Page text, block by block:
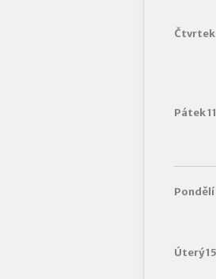
Čtvrtek
Pátek
Pondělí
Úterý